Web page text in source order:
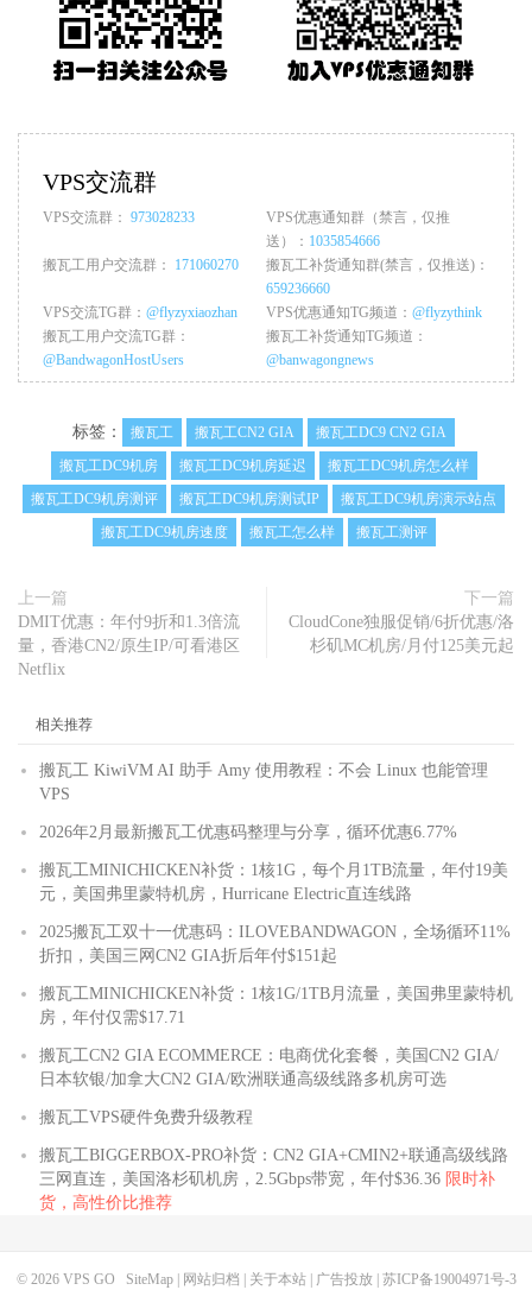
VPS交流群
VPS交流群： 973028233
VPS优惠通知群（禁言，仅推
送）： 1035854666
搬瓦工用户交流群： 171060270
搬瓦工补货通知群(禁言，仅推送)：
659236660
VPS交流TG群： @flyzyxiaozhan VPS优惠通知TG频道： @flyzythink
搬瓦工用户交流TG群：
@BandwagonHostUsers
搬瓦工补货通知TG频道：
@banwagongnews
标签： 搬瓦工 搬瓦工CN2 GIA
搬瓦工DC9 CN2 GIA
搬瓦工DC9机房
搬瓦工DC9机房延迟
搬瓦工DC9机房怎么样
搬瓦工DC9机房测评
搬瓦工DC9机房测试IP
搬瓦工DC9机房演示站点
搬瓦工DC9机房速度
搬瓦工怎么样 搬瓦工测评
上一篇
DMIT优惠：年付9折和1.3倍流
量，香港CN2/原生IP/可看港区
Netflix
下一篇
CloudCone独服促销/6折优惠/洛
杉矶MC机房/月付125美元起
相关推荐
搬瓦工 KiwiVM AI 助手 Amy 使用教程：不会 Linux 也能管理
VPS
2026年2月最新搬瓦工优惠码整理与分享，循环优惠6.77%
搬瓦工MINICHICKEN补货：1核1G，每个月1TB流量，年付19美
元，美国弗里蒙特机房，Hurricane Electric直连线路
2025搬瓦工双十一优惠码：ILOVEBANDWAGON，全场循环11%
折扣，美国三网CN2 GIA折后年付$151起
搬瓦工MINICHICKEN补货：1核1G/1TB月流量，美国弗里蒙特机
房，年付仅需$17.71
搬瓦工CN2 GIA ECOMMERCE：电商优化套餐，美国CN2 GIA/
日本软银/加拿大CN2 GIA/欧洲联通高级线路多机房可选
搬瓦工VPS硬件免费升级教程
搬瓦工BIGGERBOX-PRO补货：CN2 GIA+CMIN2+联通高级线路
三网直连，美国洛杉矶机房，2.5Gbps带宽，年付$36.36 限时补
货，高性价比推荐
© 2026 VPS GO SiteMap| 网站归档 关于本站| 广告投放| 苏ICP备19004971号-3